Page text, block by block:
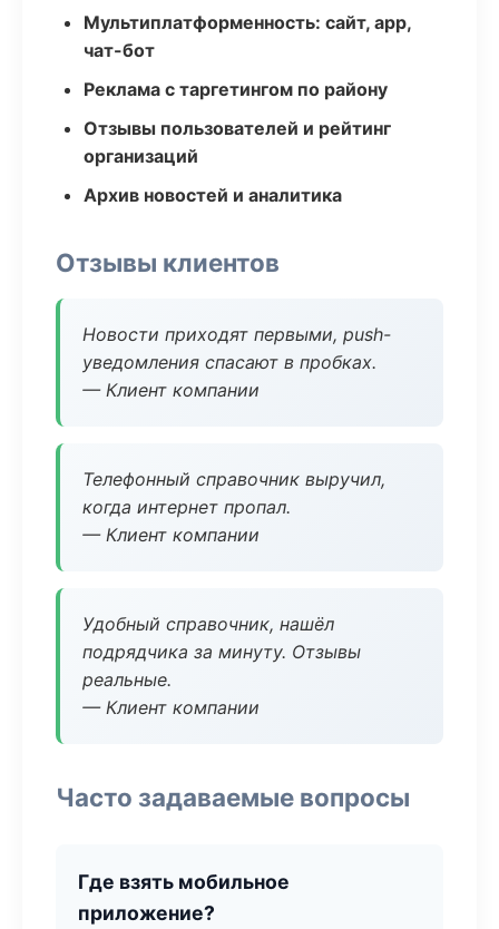
Мультиплатформенность: сайт, app,
чат-бот
Реклама с таргетингом по району
Отзывы пользователей и рейтинг
организаций
Архив новостей и аналитика
Отзывы клиентов
Новости приходят первыми, push-
уведомления спасают в пробках.
— Клиент компании
Телефонный справочник выручил,
когда интернет пропал.
— Клиент компании
Удобный справочник, нашёл
подрядчика за минуту. Отзывы
реальные.
— Клиент компании
Часто задаваемые вопросы
Где взять мобильное
приложение?